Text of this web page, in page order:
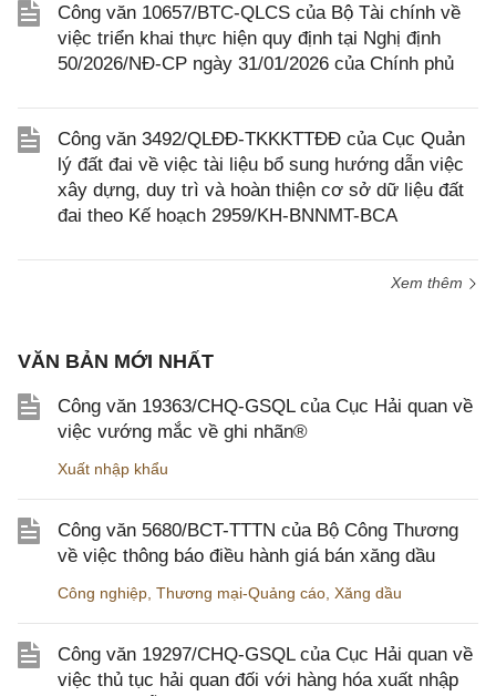
Công văn 10657/BTC-QLCS của Bộ Tài chính về
việc triển khai thực hiện quy định tại Nghị định
50/2026/NĐ-CP ngày 31/01/2026 của Chính phủ
Công văn 3492/QLĐĐ-TKKKTTĐĐ của Cục Quản
lý đất đai về việc tài liệu bổ sung hướng dẫn việc
xây dựng, duy trì và hoàn thiện cơ sở dữ liệu đất
đai theo Kế hoạch 2959/KH-BNNMT-BCA
Xem thêm
VĂN BẢN MỚI NHẤT
Công văn 19363/CHQ-GSQL của Cục Hải quan về
việc vướng mắc về ghi nhãn®
Xuất nhập khẩu
Công văn 5680/BCT-TTTN của Bộ Công Thương
về việc thông báo điều hành giá bán xăng dầu
Công nghiệp Thương mại-Quảng cáo Xăng dầu
Công văn 19297/CHQ-GSQL của Cục Hải quan về
việc thủ tục hải quan đối với hàng hóa xuất nhập